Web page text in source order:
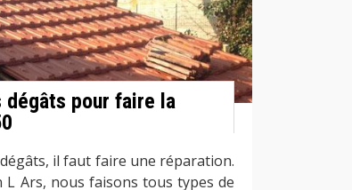
dégâts pour faire la
il faut faire une réparation.
Ars, nous faisons tous types de